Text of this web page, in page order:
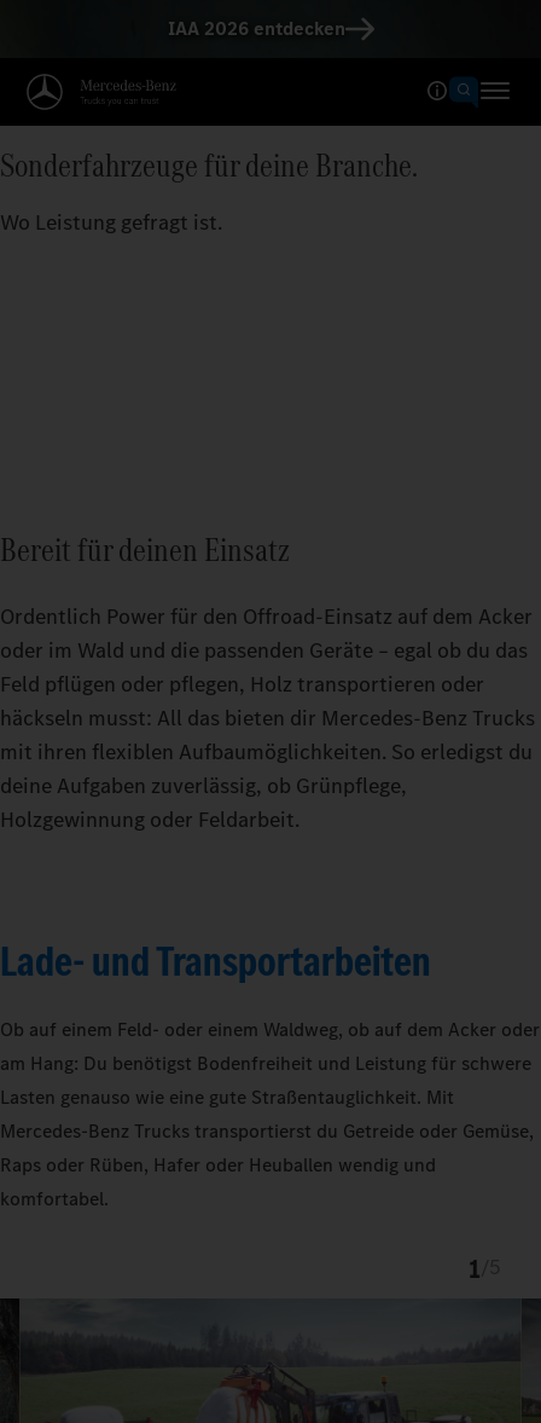
IAA 2026 entdecken
Sonderfahrzeuge für deine Branche.
Wo Leistung gefragt ist.
Bereit für deinen Einsatz
Ordentlich Power für den Offroad-Einsatz auf dem Acker
oder im Wald und die passenden Geräte – egal ob du das
Feld pflügen oder pflegen, Holz transportieren oder
häckseln musst: All das bieten dir Mercedes‑Benz Trucks
mit ihren flexiblen Aufbaumöglichkeiten. So erledigst du
deine Aufgaben zuverlässig, ob Grünpflege,
Holzgewinnung oder Feldarbeit.
Lade- und Transportarbeiten
Ob auf einem Feld- oder einem Waldweg, ob auf dem Acker oder
am Hang: Du benötigst Bodenfreiheit und Leistung für schwere
Lasten genauso wie eine gute Straßentauglichkeit. Mit
Mercedes‑Benz Trucks transportierst du Getreide oder Gemüse,
Raps oder Rüben, Hafer oder Heuballen wendig und
komfortabel.
1